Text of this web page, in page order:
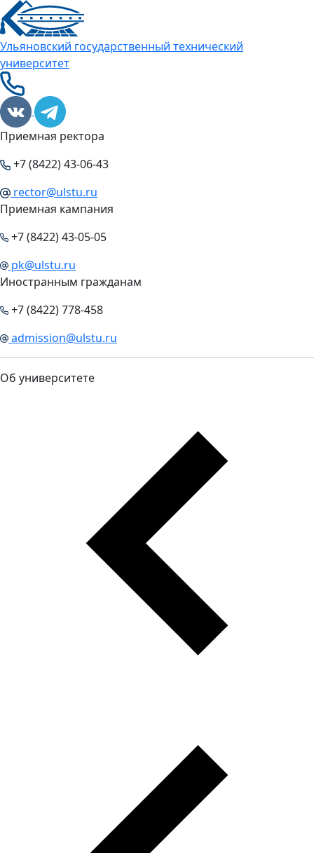
Ульяновский государственный технический
университет
Приемная ректора
+7 (8422) 43-06-43
rector@ulstu.ru
Приемная кампания
+7 (8422) 43-05-05
pk@ulstu.ru
Иностранным гражданам
+7 (8422) 778-458
admission@ulstu.ru
Об университете